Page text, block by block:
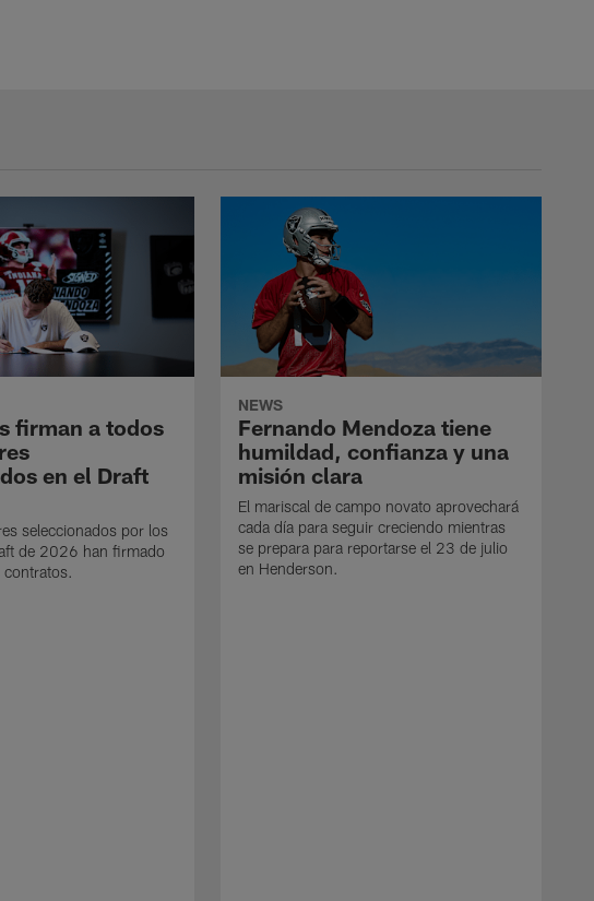
firman a todos
en el Draft
seleccionados por los
de 2026 han firmado
NEWS
Fernando Mendoza tiene
humildad, confianza y una
misión clara
El mariscal de campo novato aprovechará
cada día para seguir creciendo mientras
se prepara para reportarse el 23 de julio
en Henderson.